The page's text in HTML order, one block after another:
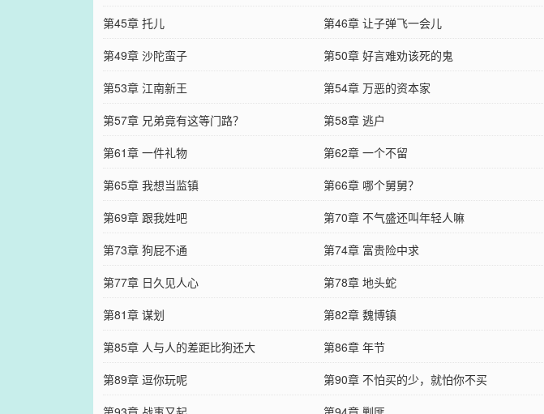
第45章 托儿
第46章 让子弹飞一会儿
第49章 沙陀蛮子
第50章 好言难劝该死的鬼
第53章 江南新王
第54章 万恶的资本家
第57章 兄弟竟有这等门路？
第58章 逃户
第61章 一件礼物
第62章 一个不留
第65章 我想当监镇
第66章 哪个舅舅？
第69章 跟我姓吧
第70章 不气盛还叫年轻人嘛
第73章 狗屁不通
第74章 富贵险中求
第77章 日久见人心
第78章 地头蛇
第81章 谋划
第82章 魏博镇
第85章 人与人的差距比狗还大
第86章 年节
第89章 逗你玩呢
第90章 不怕买的少，就怕你不买